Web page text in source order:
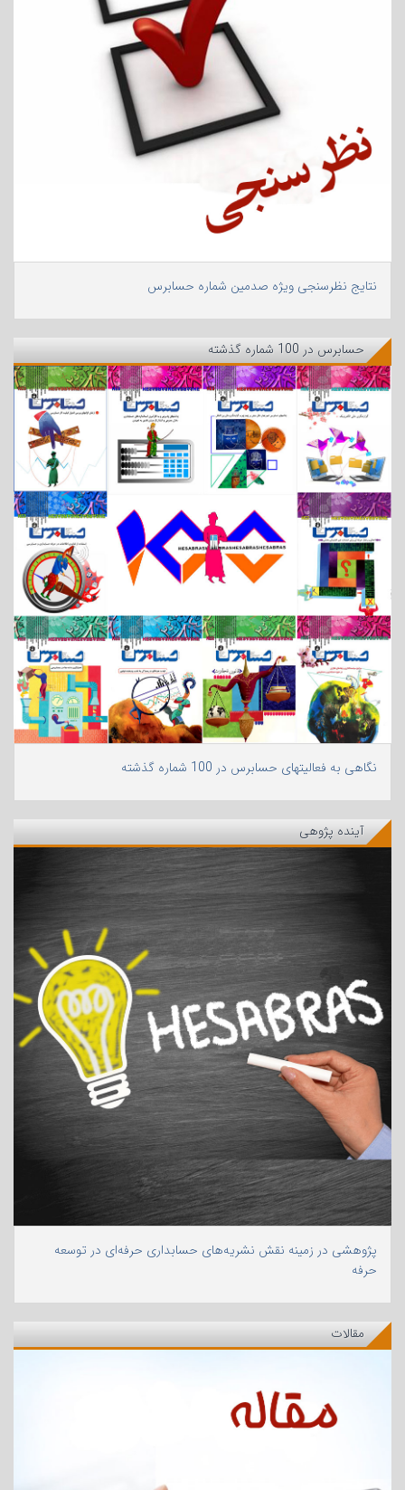
نتایج نظرسنجی ویژه صدمین شماره حسابرس
حسابرس در 100 شماره گذشته
نگاهی به فعالیتهای حسابرس در 100 شماره گذشته
آینده پژوهی
پژوهشی در زمینه نقش نشریه‌های حسابداری حرفه‌ای در توسعه
حرفه
مقالات